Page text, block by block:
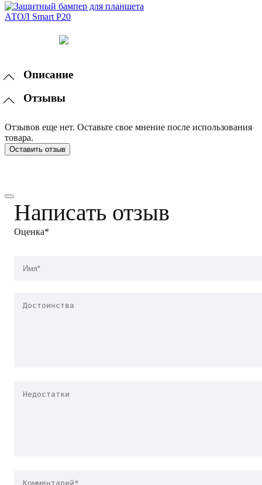
Описание
Отзывы
Отзывов еще нет. Оставьте свое мнение после использования
товара.
Оставить отзыв
Написать отзыв
Оценка*